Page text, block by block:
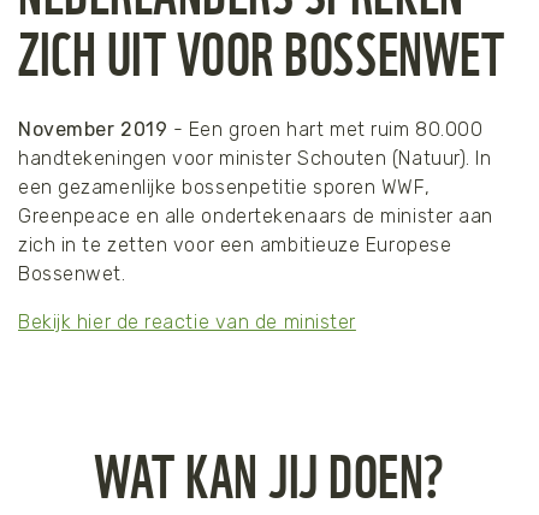
ZICH UIT VOOR BOSSENWET
November 2019 - Een groen hart met ruim 80.000
handtekeningen voor minister Schouten (Natuur). In
een gezamenlijke bossenpetitie sporen WWF,
Greenpeace en alle ondertekenaars de minister aan
zich in te zetten voor een ambitieuze Europese
Bossenwet.
Bekijk hier de reactie van de minister
WAT KAN JIJ DOEN?